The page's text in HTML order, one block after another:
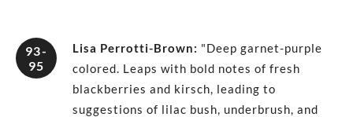
93-
95
Lisa Perrotti-Brown: "Deep garnet-purple
colored. Leaps with bold notes of fresh
blackberries and kirsch, leading to
suggestions of lilac bush, underbrush, and